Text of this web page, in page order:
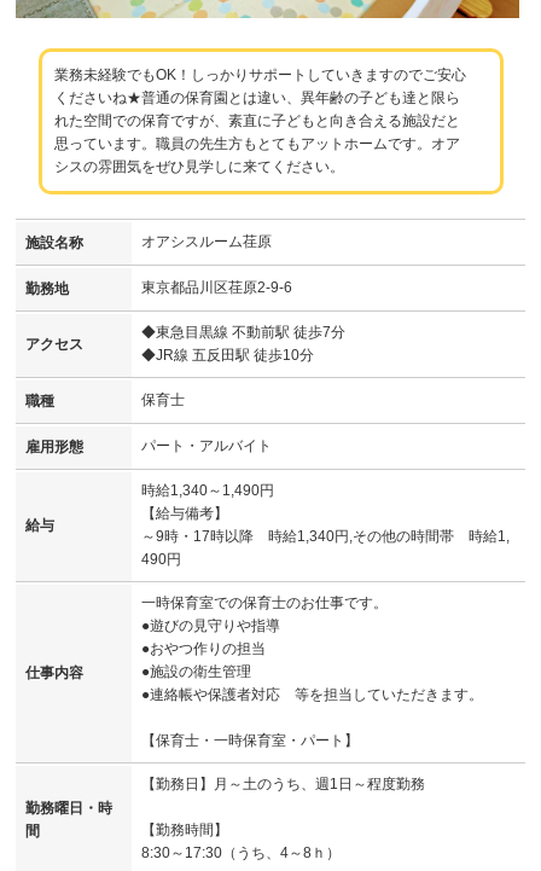
業務未経験でもOK！しっかりサポートしていきますのでご安心
くださいね★普通の保育園とは違い、異年齢の子ども達と限ら
れた空間での保育ですが、素直に子どもと向き合える施設だと
思っています。職員の先生方もとてもアットホームです。オア
シスの雰囲気をぜひ見学しに来てください。
施設名称 オアシスルーム荏原
勤務地 東京都品川区荏原2-9-6
アクセス
◆東急目黒線 不動前駅 徒歩7分
◆JR線 五反田駅 徒歩10分
職種 保育士
雇用形態 パート・アルバイト
給与
時給1,340～1,490円
【給与備考】
～9時・17時以降 時給1,340円,その他の時間帯 時給1,
490円
仕事内容
一時保育室での保育士のお仕事です。
●遊びの見守りや指導
●おやつ作りの担当
●施設の衛生管理
●連絡帳や保護者対応 等を担当していただきます。
【保育士・一時保育室・パート】
勤務曜日・時
間
【勤務日】月～土のうち、週1日～程度勤務
【勤務時間】
8:30～17:30（うち、4～8ｈ）